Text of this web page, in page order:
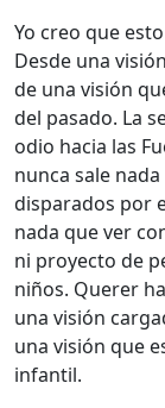
Yo creo que
Desde una
de una visión
del pasado. La
odio hacia las
nunca sale
disparados por
nada que ver
ni proyecto de
niños. Querer
una visión
una visión que
infantil.